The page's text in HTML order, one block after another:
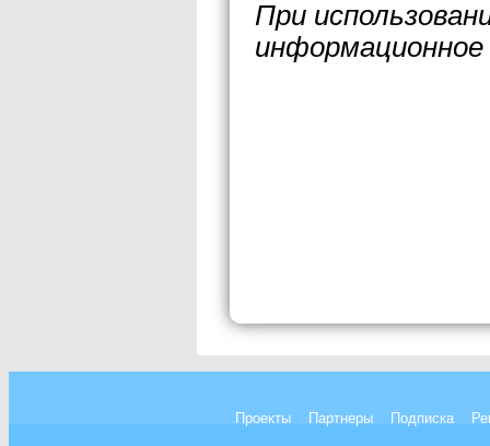
При
Проекты Партнеры Подписка